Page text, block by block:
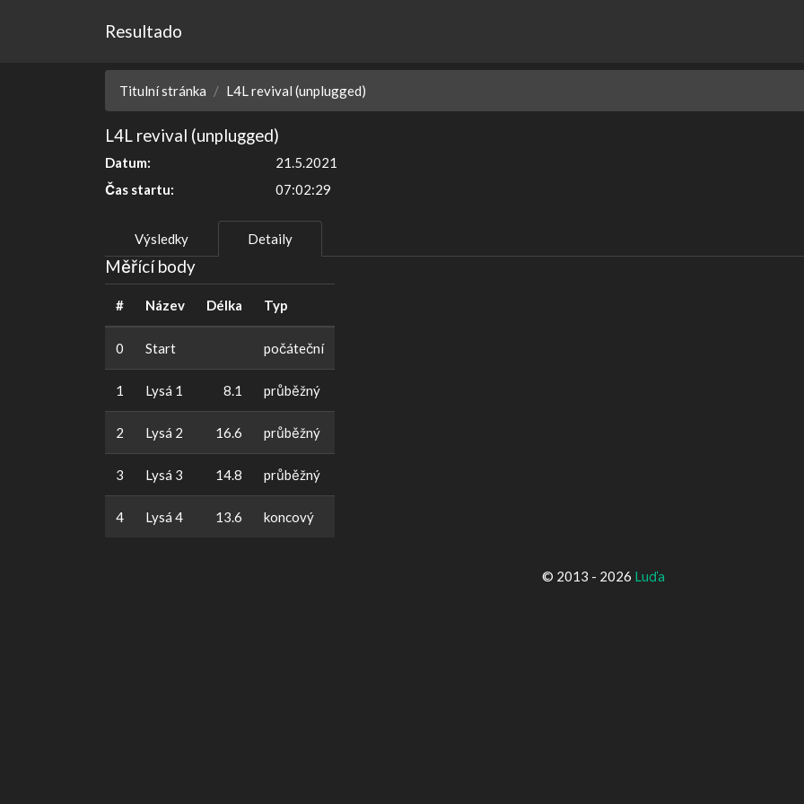
Resultado
Titulní stránka L4L revival (unplugged)
L4L revival (unplugged)
Datum:
21.5.2021
Čas startu:
07:02:29
Výsledky Detaily
Měřící body
# Název Délka Typ
0 Start počáteční
1 Lysá 1 8.1 průběžný
2 Lysá 2 16.6 průběžný
3 Lysá 3 14.8 průběžný
4 Lysá 4 13.6 koncový
© 2013 - 2026 Luďa